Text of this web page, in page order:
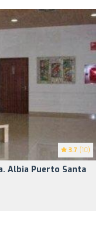
3.7 (10)
Albia Puerto Santa